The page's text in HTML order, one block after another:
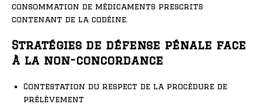
consommation de médicaments prescrits
contenant de la codéine.
Stratégies de défense pénale face
à la non-concordance
Contestation du respect de la procédure de
prélèvement